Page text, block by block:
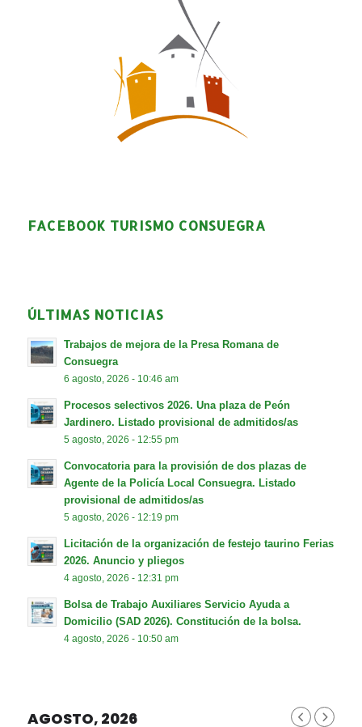
FACEBOOK TURISMO CONSUEGRA
ÚLTIMAS NOTICIAS
Trabajos de mejora de la Presa Romana de
Consuegra
6 agosto, 2026 - 10:46 am
Procesos selectivos 2026. Una plaza de Peón
Jardinero. Listado provisional de admitidos/as
5 agosto, 2026 - 12:55 pm
Convocatoria para la provisión de dos plazas de
Agente de la Policía Local Consuegra. Listado
provisional de admitidos/as
5 agosto, 2026 - 12:19 pm
Licitación de la organización de festejo taurino Ferias
2026. Anuncio y pliegos
4 agosto, 2026 - 12:31 pm
Bolsa de Trabajo Auxiliares Servicio Ayuda a
Domicilio (SAD 2026). Constitución de la bolsa.
4 agosto, 2026 - 10:50 am
AGOSTO, 2026